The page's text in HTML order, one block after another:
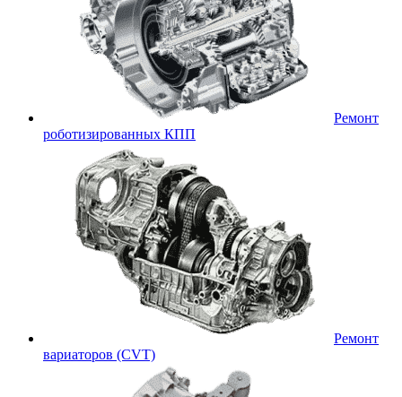
Ремонт
роботизированных КПП
Ремонт
вариаторов (CVT)